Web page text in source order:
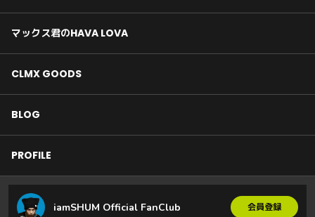
マックス君のHAVA LOVA
CLMX GOODS
BLOG
PROFILE
iamSHUM Official FanClub 会員登録